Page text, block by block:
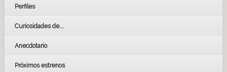
Perfiles
Curiosidades de...
Anecdotario
Próximos estrenos